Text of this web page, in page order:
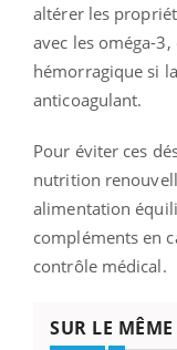
altérer les
avec les oméga-
hémorragique si
anticoagulant.
Pour éviter ces
nutrition
alimentation
compléments en
contrôle médical.
SUR LE